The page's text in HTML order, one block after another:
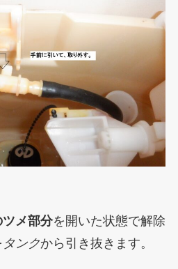
ツメ部分を開いた状態で解除
タンクから引き抜きます。